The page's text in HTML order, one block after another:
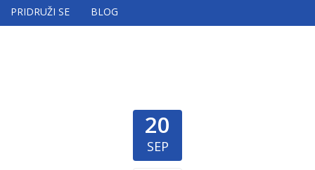
PRIDRUŽI SE BLOG
20
SEP